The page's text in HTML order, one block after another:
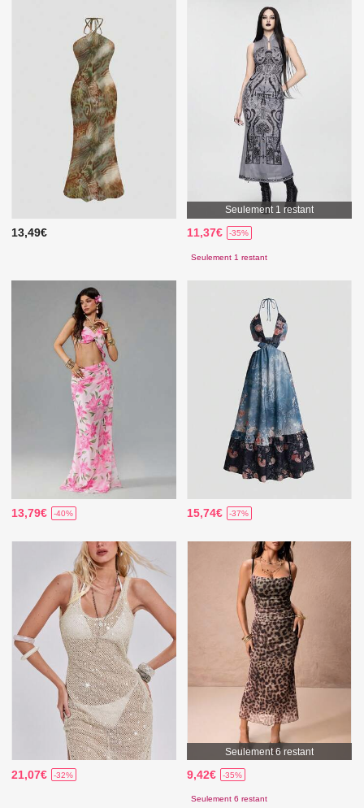
13,49€
Seulement 1 restant
11,37€ -35%
Seulement 1 restant
13,79€ -40% 15,74€ -37%
21,07€ -32%
Seulement 6 restant
9,42€ -35%
Seulement 6 restant